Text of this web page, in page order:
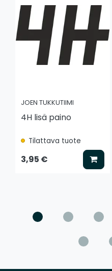
JOEN TUKKUTIIMI
4H lisä paino
Tilattava tuote
3,95 €